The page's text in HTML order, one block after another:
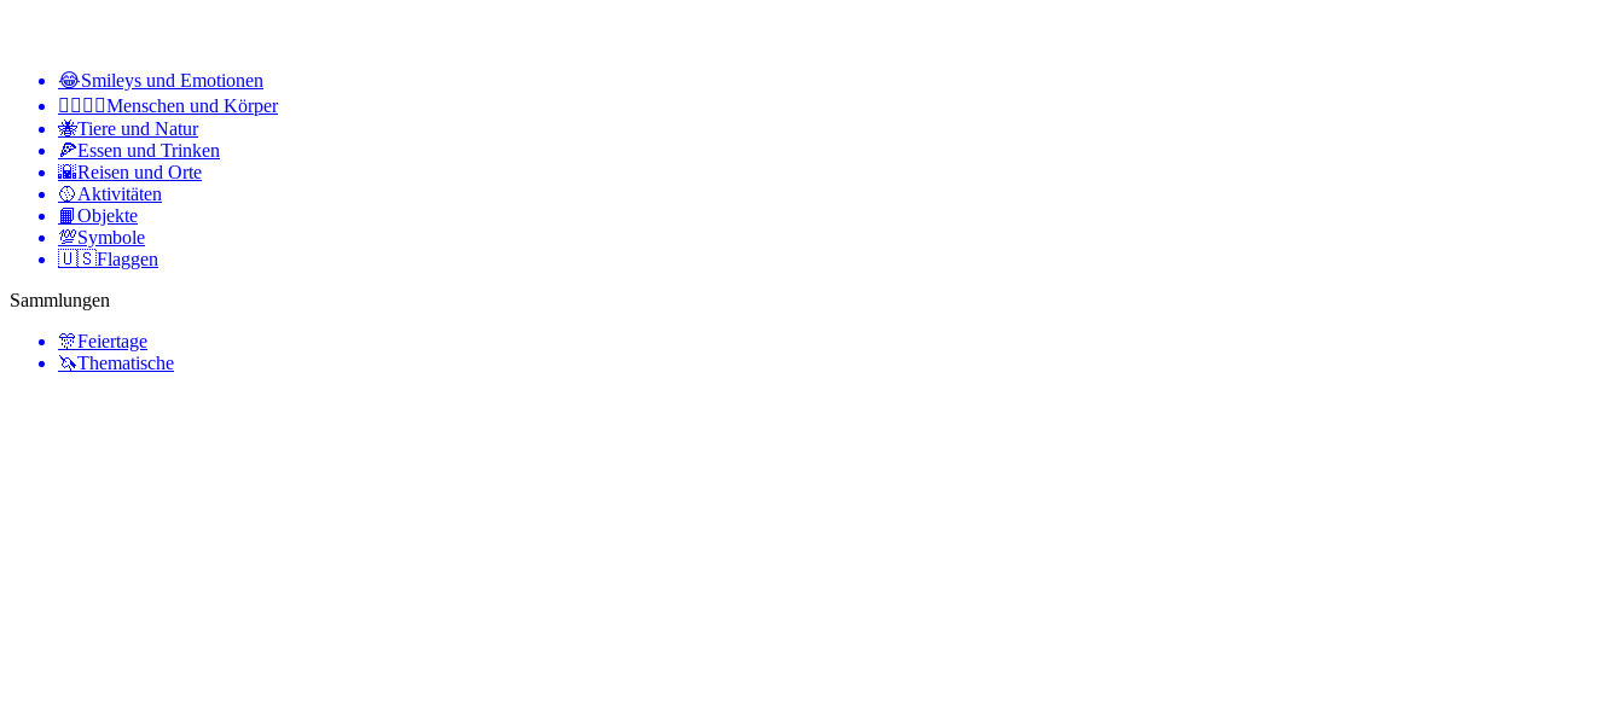
😂Smileys und Emotionen
👩‍❤️‍💋‍👨Menschen und Körper
🐝Tiere und Natur
🍕Essen und Trinken
🌇Reisen und Orte
🥎Aktivitäten
📙Objekte
💯Symbole
🇺🇸Flaggen
Sammlungen
🎊Feiertage
🦄Thematische